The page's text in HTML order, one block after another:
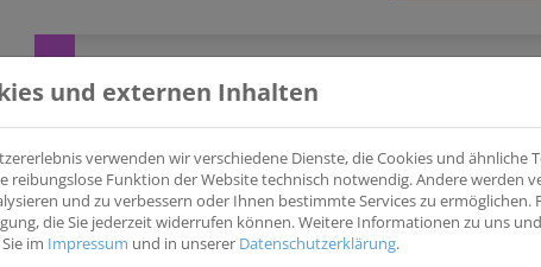
Evaluation des medizinischen Nutzens und positiver
Leben im Rahmen einer multizentrischen,
(PINK! Leben)
Evaluation des med. Nutzens und pos. Versorgungseffekte
multizentr., randomisiert-kontrollierten Studie mit
und externen Inhalten
verwenden wir verschiedene Dienste, die Cookies und ähnliche
reibungslose Funktion der Website technisch notwendig. Andere werden
und zu verbessern oder Ihnen bestimmte Services zu ermöglichen.
die Sie jederzeit widerrufen können. Weitere Informationen zu uns
im Impressum und in unserer Datenschutzerklärung.